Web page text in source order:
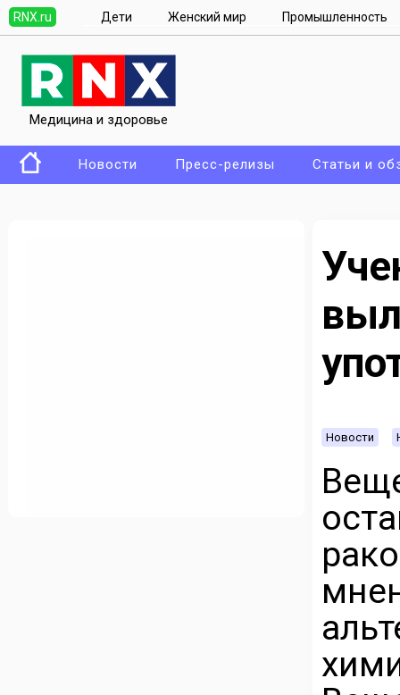
RNX.ru Дети Женский мир Промышленность
Медицина и здоровье
Новости Пресс-релизы Статьи и
Новости